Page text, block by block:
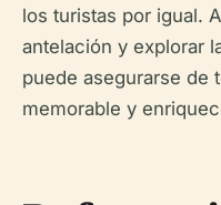
los turistas por igual.
antelación y explorar
puede asegurarse de
memorable y